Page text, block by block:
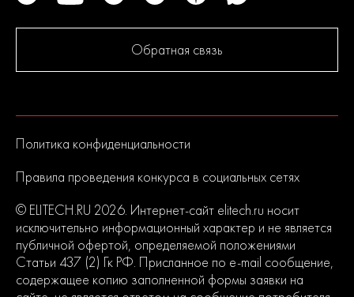
Обратная связь
Политика конфиденциальности
Правила проведения конкурса в социальных сетях
© ELITECH.RU 2026. Интернет-сайт elitech.ru носит
исключительно информационный характер и не является
публичной офертой, определяемой положениями
Статьи 437 (2) Гк РФ. Присланное по e-mail сообщение,
содержащее копию заполненной формы заявки на